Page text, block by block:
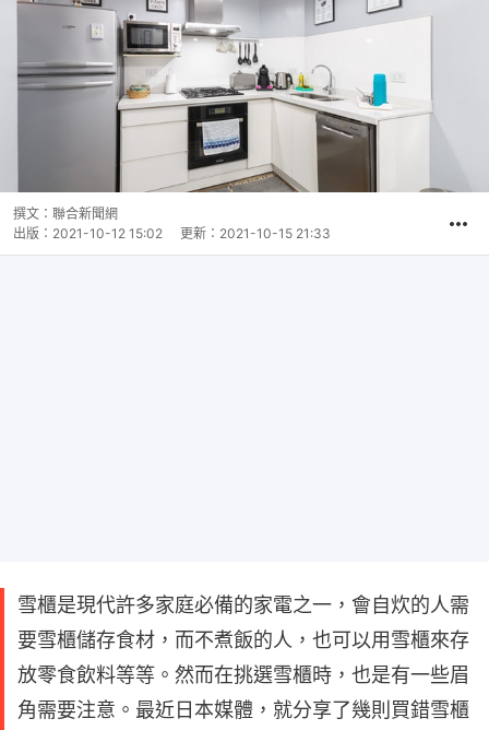
撰文： 聯合新聞網
出版： 2021-10-12 15:02 更新： 2021-10-15 21:33
雪櫃是現代許多家庭必備的家電之一，會自炊的人需
要雪櫃儲存食材，而不煮飯的人，也可以用雪櫃來存
放零食飲料等等。然而在挑選雪櫃時，也是有一些眉
角需要注意。最近日本媒體，就分享了幾則買錯雪櫃